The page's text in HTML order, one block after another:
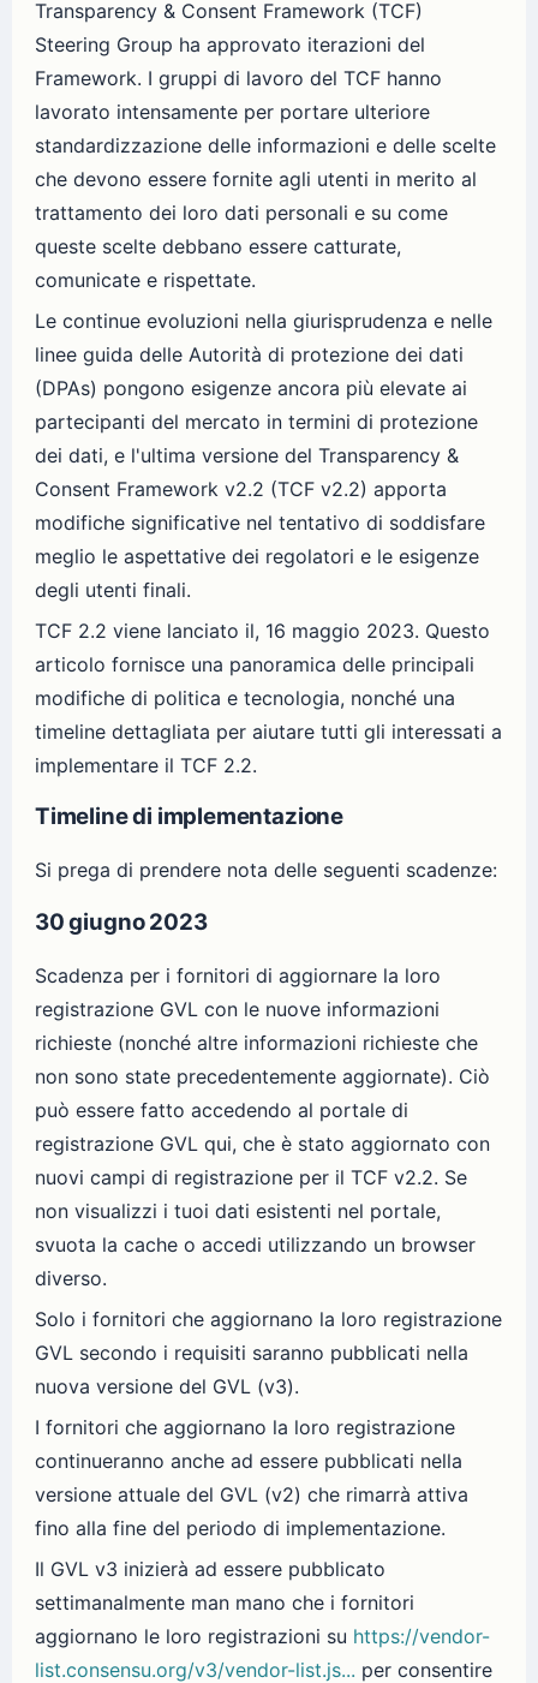
Transparency & Consent Framework (TCF)
Steering Group ha approvato iterazioni del
Framework. I gruppi di lavoro del TCF hanno
lavorato intensamente per portare ulteriore
standardizzazione delle informazioni e delle scelte
che devono essere fornite agli utenti in merito al
trattamento dei loro dati personali e su come
queste scelte debbano essere catturate,
comunicate e rispettate.
Le continue evoluzioni nella giurisprudenza e nelle
linee guida delle Autorità di protezione dei dati
(DPAs) pongono esigenze ancora più elevate ai
partecipanti del mercato in termini di protezione
dei dati, e l'ultima versione del Transparency &
Consent Framework v2.2 (TCF v2.2) apporta
modifiche significative nel tentativo di soddisfare
meglio le aspettative dei regolatori e le esigenze
degli utenti finali.
TCF 2.2 viene lanciato il, 16 maggio 2023. Questo
articolo fornisce una panoramica delle principali
modifiche di politica e tecnologia, nonché una
timeline dettagliata per aiutare tutti gli interessati a
implementare il TCF 2.2.
Timeline di implementazione
Si prega di prendere nota delle seguenti scadenze:
30 giugno 2023
Scadenza per i fornitori di aggiornare la loro
registrazione GVL con le nuove informazioni
richieste (nonché altre informazioni richieste che
non sono state precedentemente aggiornate). Ciò
può essere fatto accedendo al portale di
registrazione GVL qui, che è stato aggiornato con
nuovi campi di registrazione per il TCF v2.2. Se
non visualizzi i tuoi dati esistenti nel portale,
svuota la cache o accedi utilizzando un browser
diverso.
Solo i fornitori che aggiornano la loro registrazione
GVL secondo i requisiti saranno pubblicati nella
nuova versione del GVL (v3).
I fornitori che aggiornano la loro registrazione
continueranno anche ad essere pubblicati nella
versione attuale del GVL (v2) che rimarrà attiva
fino alla fine del periodo di implementazione.
Il GVL v3 inizierà ad essere pubblicato
settimanalmente man mano che i fornitori
aggiornano le loro registrazioni su https://vendor-
list.consensu.org/v3/vendor-list.js... per consentire